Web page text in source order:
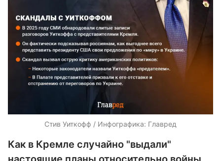
Стив Уиткофф / Инфографика: Главред
Как в Кремле случайно "выдали"